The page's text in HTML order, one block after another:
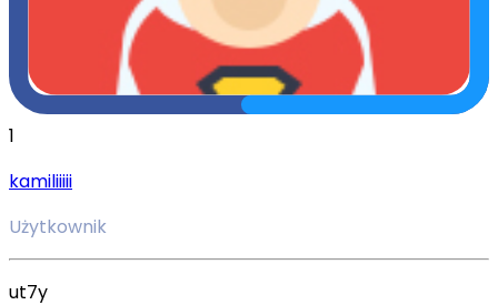
1
kamiliiiii
Użytkownik
ut7y